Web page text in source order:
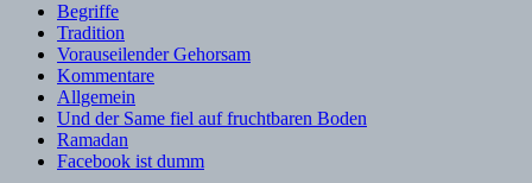
Begriffe
Tradition
Vorauseilender Gehorsam
Kommentare
Allgemein
Und der Same fiel auf fruchtbaren Boden
Ramadan
Facebook ist dumm